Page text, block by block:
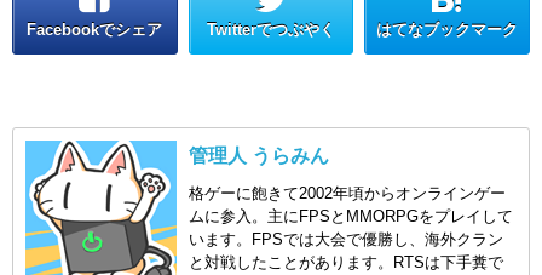
Facebookでシェア Twitterでつぶやく はてなブックマーク
管理人 うらみん
格ゲーに飽きて2002年頃からオンラインゲー
ムに参入。主にFPSとMMORPGをプレイして
います。FPSでは大会で優勝し、海外クラン
と対戦したことがあります。RTSは下手糞で